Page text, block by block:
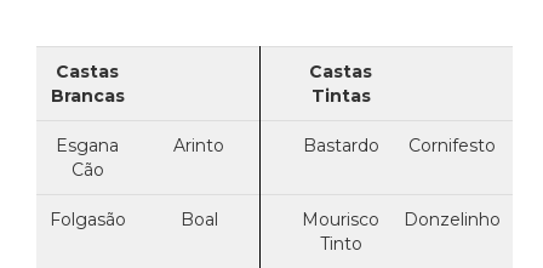
Castas
Brancas
Castas
Tintas
Esgana
Cão
Arinto Bastardo Cornifesto
Folgasão Boal
Mourisco
Tinto
Donzelinho